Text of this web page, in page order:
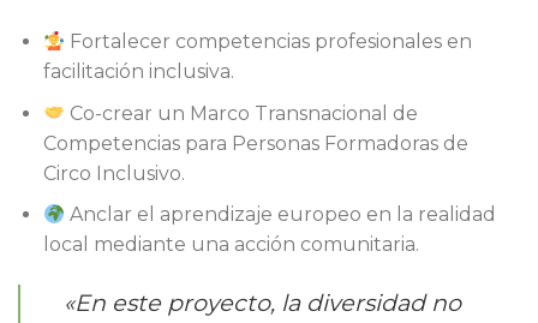
Fortalecer competencias profesionales en
facilitación inclusiva.
Co-crear un Marco Transnacional de
Competencias para Personas Formadoras de
Circo Inclusivo.
Anclar el aprendizaje europeo en la realidad
local mediante una acción comunitaria.
«En este proyecto, la diversidad no